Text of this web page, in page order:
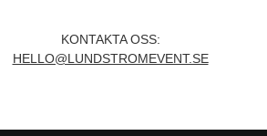
KONTAKTA OSS:
HELLO@LUNDSTROMEVENT.SE